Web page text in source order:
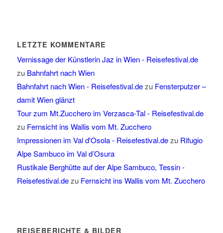
LETZTE KOMMENTARE
Vernissage der Künstlerin Jaz in Wien - Reisefestival.de
zu Bahnfahrt nach Wien
Bahnfahrt nach Wien - Reisefestival.dezu Fensterputzer –
damit Wien glänzt
Tour zum Mt.Zucchero im Verzasca-Tal - Reisefestival.de
zu Fernsicht ins Wallis vom Mt. Zucchero
Impressionen im Val d'Osola - Reisefestival.dezu Rifugio
Alpe Sambuco im Val d’Osura
Rustikale Berghütte auf der Alpe Sambuco, Tessin -
Reisefestival.dezu Fernsicht ins Wallis vom Mt. Zucchero
REISEBERICHTE & BILDER